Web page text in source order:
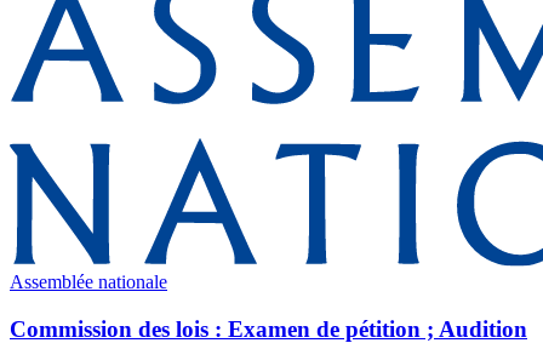
Assemblée nationale
Commission des lois : Examen de pétition ; Audition